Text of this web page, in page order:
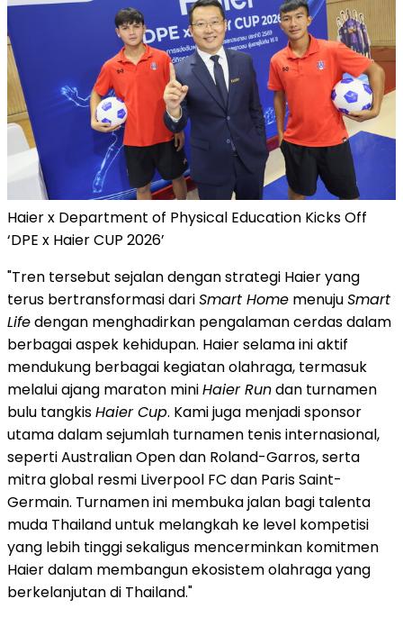
Haier x Department of Physical Education Kicks Off
‘DPE x Haier CUP 2026’
"Tren tersebut sejalan dengan strategi Haier yang
terus bertransformasi dariSmart Home menujuSmart
Lifedengan menghadirkan pengalaman cerdas dalam
berbagai aspek kehidupan. Haier selama ini aktif
mendukung berbagai kegiatan olahraga, termasuk
melalui ajang maraton miniHaier Rundan turnamen
bulu tangkisHaier Cup. Kami juga menjadi sponsor
utama dalam sejumlah turnamen tenis internasional,
seperti Australian Open dan Roland-Garros, serta
mitra global resmi Liverpool FC dan Paris Saint-
Germain. Turnamen ini membuka jalan bagi talenta
muda Thailand untuk melangkah ke level kompetisi
yang lebih tinggi sekaligus mencerminkan komitmen
Haier dalam membangun ekosistem olahraga yang
berkelanjutan di Thailand."